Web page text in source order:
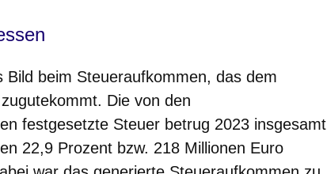
Bild beim Steueraufkommen, das dem
Die von den
festgesetzte Steuer betrug 2023 insgesamt
22,9 Prozent bzw. 218 Millionen Euro